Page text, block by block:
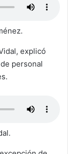
explicó
personal